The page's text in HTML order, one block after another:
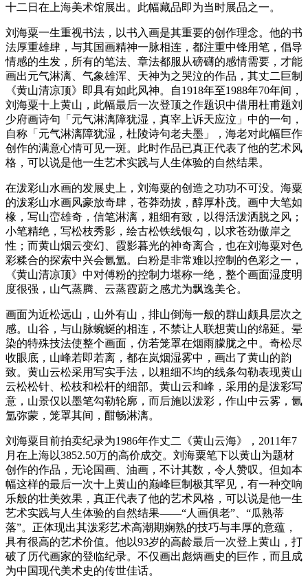
十二日在上海美术馆展出。此幅藏品即为当时展品之一。
刘海粟一生重视书法，以书入画是其重要的创作理念。他的书
法厚重雄肆，与其国画精神一脉相连，都注重中锋用笔，倡导
情感的生发，所有的笔法、章法都服从磅礴的感情需要，才能
画出元气淋漓、气象雄浑、天神为之哭泣的作品，其丈二巨制
《黄山清凉顶》即具有如此风神。自1918年至1988年70年间，
刘海粟十上黄山，此幅最后一次登顶之作题识中借用杜甫题刘
少府画诗句「元气淋漓障犹湿，真宰上诉天应泣」中的一句，
自称「元气淋漓障犹湿，杜陵诗句老夫墨」，海老对此幅巨作
创作的满意心情可见一斑。此时作品已真正代表了他的艺术风
格，可以说是他一生艺术实践与人生体验的自然结果。
在泼彩山水画的发展史上，刘海粟的创造之功功不可没。海粟
的泼彩山水画风豪放奇肆，苍莽劲拔，醇厚朴茂。画中大笔如
椽，写山峦雄奇，信笔淋漓，粗细有致，以得活泼洒脱之风；
小笔精绝，写松枝秀影，绘古松铁线银勾，以求苍劲傲岸之
性；而黄山烟云变幻、霞影暮光的神奇离合，也在刘海粟对色
彩糅合的探索中兴会氤氲。白粉是非常难以控制的色彩之一，
《黄山清凉顶》中对傅粉的控制力堪称一绝，整个画面湿度明
度很强，山气蒸腾、云蒸霞蔚之感尤为飘逸美仑。
画面为近松远山，山外有山，排山倒海一般的群山颇具层次之
感。山谷，与山脉蜿蜒的相连，不禁让人联想黄山的绵延。晕
染的特殊技法使整个画面，仿若笼罩在烟雨朦胧之中。奇松尽
收眼底，山峰若即若离，都在岚烟湿雾中，画出了黄山的韵
致。黄山云松采用写实手法，以粗细不均的线条勾勒表现黄山
云松松针、松枝和松杆的细部。黄山云和峰，采用的是泼彩写
意，山景仅以墨笔勾勒轮廓，而后施以泼彩，作山中云雾，氤
氲弥蒙，笼罩其间，酣畅淋漓。
刘海粟目前拍卖纪录为1986年作丈二《黄山云海》，2011年7
月在上海以3852.50万的高价成交。刘海粟笔下以黄山为题材
创作的作品，无论国画、油画，不计其数，令人赞叹。但如本
幅这样的最后一次十上黄山的巅峰巨制极其罕见，有一种交响
乐般的壮美效果，真正代表了他的艺术风格，可以说是他一生
艺术实践与人生体验的自然结果——“人画俱老”、“瓜熟蒂
落”。正体现出其泼彩艺术高潮期娴熟的技巧与丰厚的意蕴，
具有很高的艺术价值。他以93岁的高龄最后一次登上黄山，打
破了历代画家的登临纪录。不仅画出彪炳画史的巨作，而且成
为中国现代美术史的传世佳话。